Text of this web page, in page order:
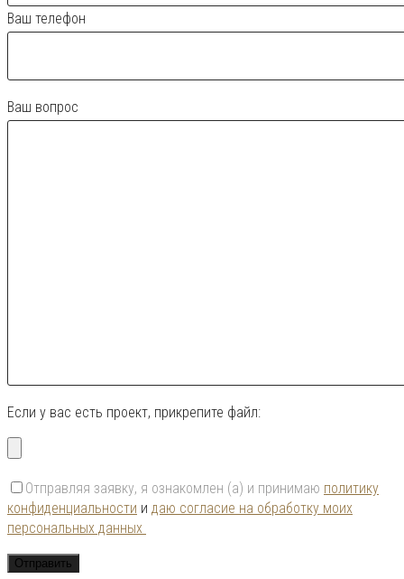
Ваш телефон
Ваш вопрос
Если у вас есть проект, прикрепите файл:
Отправляя заявку, я ознакомлен (а) и принимаю политику
конфиденциальности и даю согласие на обработку моих
персональных данных